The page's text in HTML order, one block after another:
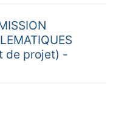
de projet) -